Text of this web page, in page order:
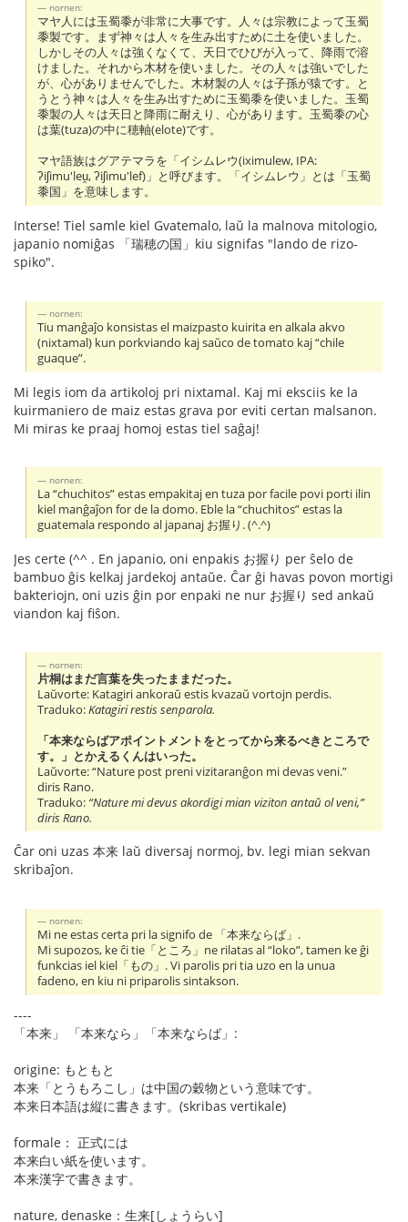
nornen:
マヤ人には玉蜀黍が非常に大事です。人々は宗教によって玉蜀
黍製です。まず神々は人々を生み出すために土を使いました。
しかしその人々は強くなくて、天日でひびが入って、降雨で溶
けました。それから木材を使いました。その人々は強いでした
が、心がありませんでした。木材製の人々は子孫が猿です。と
うとう神々は人々を生み出すために玉蜀黍を使いました。玉蜀
黍製の人々は天日と降雨に耐えり、心があります。玉蜀黍の心
は葉(tuza)の中に穂軸(elote)です。
マヤ語族はグアテマラを「イシムレウ(iximulew, IPA:
ʔiʃimu'leu̯, ʔiʃimu'lef)」と呼びます。「イシムレウ」とは「玉蜀
黍国」を意味します。
Interse! Tiel samle kiel Gvatemalo, laŭ la malnova mitologio,
japanio nomiĝas 「瑞穂の国」kiu signifas "lando de rizo-
spiko".
nornen:
Tiu manĝaĵo konsistas el maizpasto kuirita en alkala akvo
(nixtamal) kun porkviando kaj saŭco de tomato kaj “chile
guaque”.
Mi legis iom da artikoloj pri nixtamal. Kaj mi eksciis ke la
kuirmaniero de maiz estas grava por eviti certan malsanon.
Mi miras ke praaj homoj estas tiel saĝaj!
nornen:
La “chuchitos” estas empakitaj en tuza por facile povi porti ilin
kiel manĝaĵon for de la domo. Eble la “chuchitos” estas la
guatemala respondo al japanaj お握り. (^.^)
Jes certe (^^ . En japanio, oni enpakis お握り per ŝelo de
bambuo ĝis kelkaj jardekoj antaŭe. Ĉar ĝi havas povon mortigi
bakteriojn, oni uzis ĝin por enpaki ne nur お握り sed ankaŭ
viandon kaj fiŝon.
nornen:
片桐はまだ言葉を失ったままだった。
Laŭvorte: Katagiri ankoraŭ estis kvazaŭ vortojn perdis.
Traduko:Katagiri restis senparola.
「本来ならばアポイントメントをとってから来るべきところで
す。」とかえるくんはいった。
Laŭvorte: “Nature post preni vizitaranĝon mi devas veni.”
diris Rano.
Traduko: “Nature mi devus akordigi mian viziton antaŭ ol veni,”
diris Rano.
Ĉar oni uzas 本来 laŭ diversaj normoj, bv. legi mian sekvan
skribaĵon.
nornen:
Mi ne estas certa pri la signifo de 「本来ならば」.
Mi supozos, ke ĉi tie「ところ」ne rilatas al “loko”, tamen ke ĝi
funkcias iel kiel「もの」. Vi parolis pri tia uzo en la unua
fadeno, en kiu ni priparolis sintakson.
----
「本来」 「本来なら」「本来ならば」:
origine: もともと
本来「とうもろこし」は中国の穀物という意味です。
本来日本語は縦に書きます。(skribas vertikale)
formale： 正式には
本来白い紙を使います。
本来漢字で書きます。
nature, denaske：生来[しょうらい]